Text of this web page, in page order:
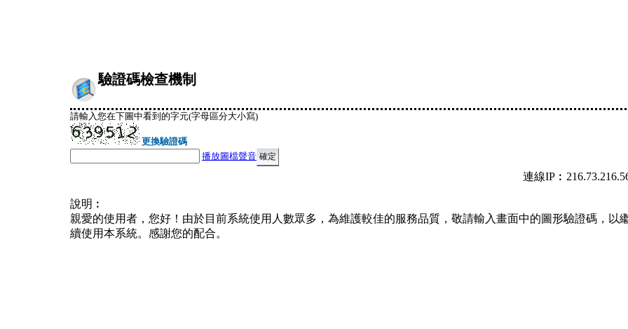
驗證碼檢查機制
請輸入您在下圖中看到的字元(字母區分大小寫)
更換驗證碼
播放圖檔聲音
連線
說明︰
親愛的使用者，您好！由於目前系統使用人數眾多，為維護較佳的服務品質，敬請輸入畫面中的圖形驗證碼，以
續使用本系統。感謝您的配合。